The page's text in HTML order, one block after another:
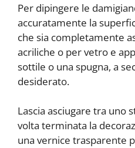
Per dipingere le
accuratamente la
che sia completamente
acriliche o per vetro e
sottile o una spugna, a
desiderato.
Lascia asciugare tra uno
volta terminata la
una vernice trasparente